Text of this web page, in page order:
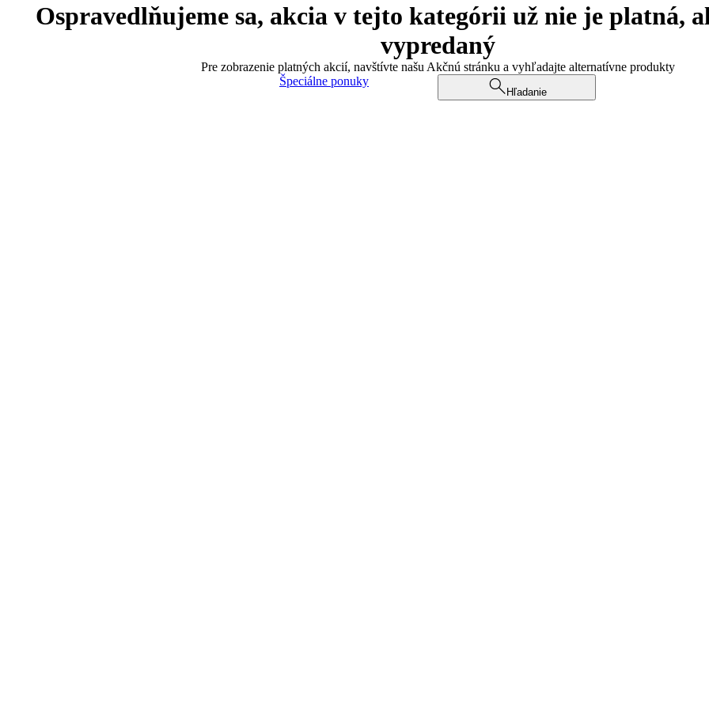
Ospravedlňujeme sa, akcia v tejto kategórii už nie je platná,
vypredaný
Pre zobrazenie platných akcií, navštívte našu Akčnú stránku a vyhľadajte alternatívne produkty
Špeciálne ponuky
Hľadanie